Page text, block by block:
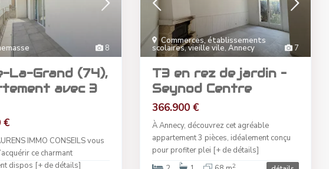
8
La-Grand (74),
avec 3
€
IMMO CONSEILS vous
ce charmant
dispos [+ de détails]
7
Commerces, établissements
scolaires, vieille vile, Annecy
T3 en rez de jardin –
Seynod Centre
366.900 €
À Annecy, découvrez cet agréable
appartement 3 pièces, idéalement conçu
pour profiter plei [+ de détails]
2